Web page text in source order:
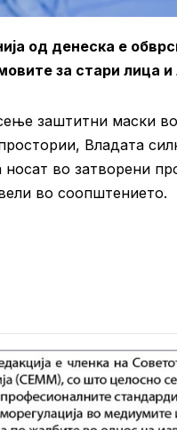
од денеска е
за стари лица
заштитни маски
Владата
носат во затворени
во соопштението.